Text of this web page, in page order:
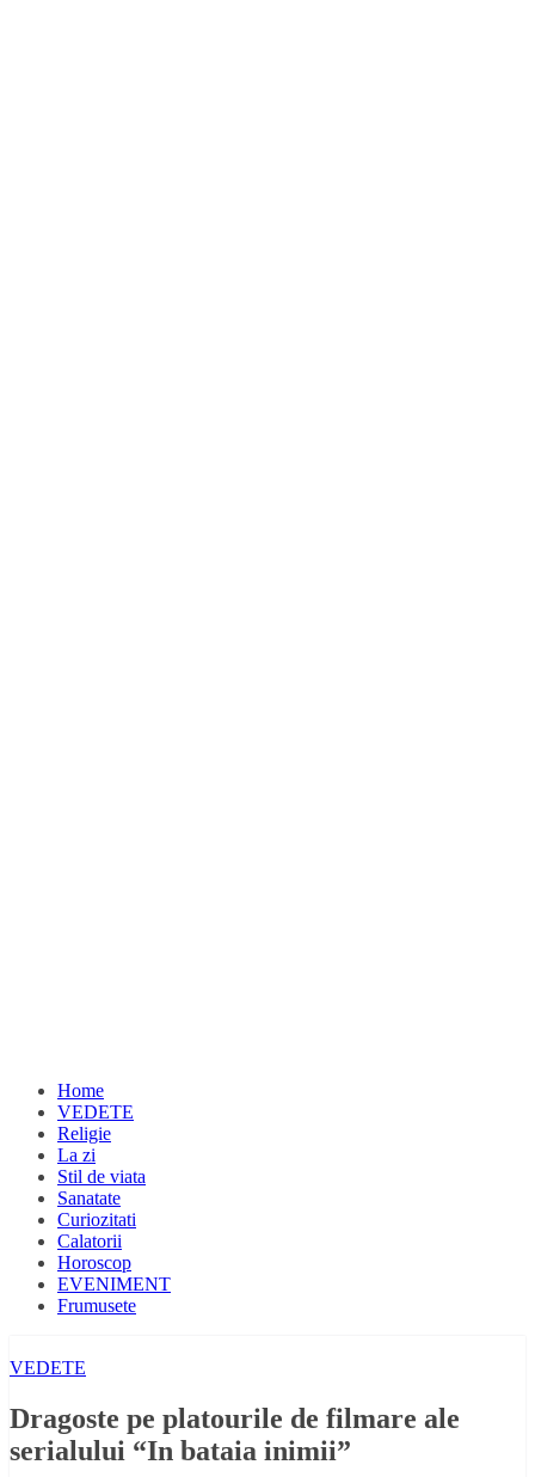
Home
VEDETE
Religie
La zi
Stil de viata
Sanatate
Curiozitati
Calatorii
Horoscop
EVENIMENT
Frumusete
VEDETE
Dragoste pe platourile de filmare ale
serialului “In bataia inimii”